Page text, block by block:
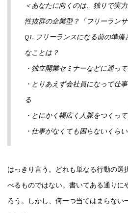
＜あなたに向くのは、独りで実
性抜群の企業型？「フリーラン
Q1. フリーランスになる前の準
なことは？
・独立開業セミナーなどに通っ
・とりあえず会社員になって仕
る
・とにかく幅広く人脈をつくっ
・仕事がなくても困らないくら
はっきり言う。どれも単なる行動の選
べるものではない。書いてある通りに
ろう。しかし、何一つ当てはまらない